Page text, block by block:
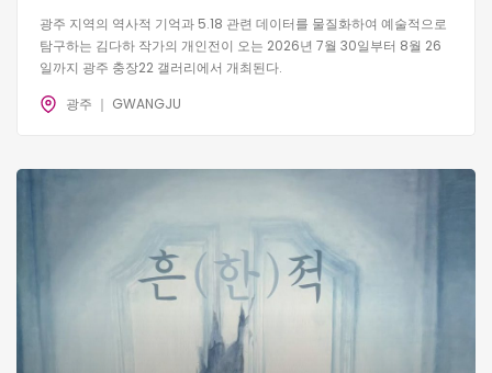
광주 지역의 역사적 기억과 5.18 관련 데이터를 물질화하여 예술적으로
탐구하는 김다하 작가의 개인전이 오는 2026년 7월 30일부터 8월 26
일까지 광주 충장22 갤러리에서 개최된다.
광주 ｜ GWANGJU